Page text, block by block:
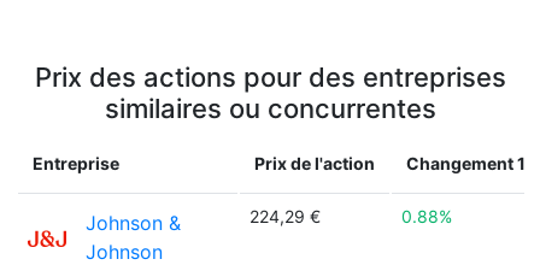
Prix des actions pour des entreprises
similaires ou concurrentes
Entreprise Prix de l'action Changement
Johnson &
Johnson
224,29 € 0.88%